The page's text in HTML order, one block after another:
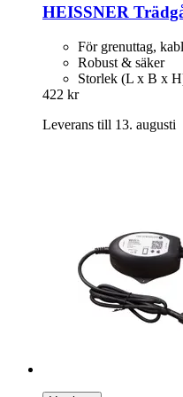
HEISSNER
För grenuttag,
Robust & säker
Storlek (L x B x
422 kr
Leverans till 13. augusti